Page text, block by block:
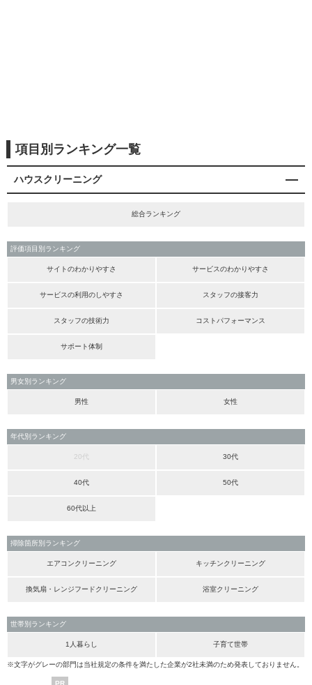
項目別ランキング一覧
ハウスクリーニング
総合ランキング
評価項目別ランキング
サイトのわかりやすさ サービスのわかりやすさ
サービスの利用のしやすさ スタッフの接客力
スタッフの技術力 コストパフォーマンス
サポート体制
男女別ランキング
男性 女性
年代別ランキング
20代 30代
40代 50代
60代以上
掃除箇所別ランキング
エアコンクリーニング キッチンクリーニング
換気扇・レンジフードクリーニング 浴室クリーニング
世帯別ランキング
1人暮らし 子育て世帯
※文字がグレーの部門は当社規定の条件を満たした企業が2社未満のため発表しておりません。
PR